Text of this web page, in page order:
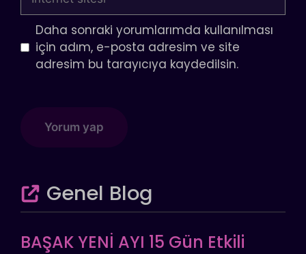
sitesi
Daha sonraki yorumlarımda kullanılması
için adım, e-posta adresim ve site
adresim bu tarayıcıya kaydedilsin.
Genel Blog
BAŞAK YENİ AYI 15 Gün Etkili